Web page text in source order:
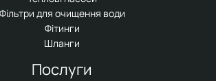
Фільтри для очищення води
Фітинги
Шланги
Послуги